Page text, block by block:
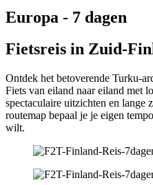
Europa - 7 dagen
Fietsreis in Zuid-
Ontdek het betoverende Turku-
Fiets van eiland naar eiland met
spectaculaire uitzichten en lange
routemap bepaal je je eigen
wilt.